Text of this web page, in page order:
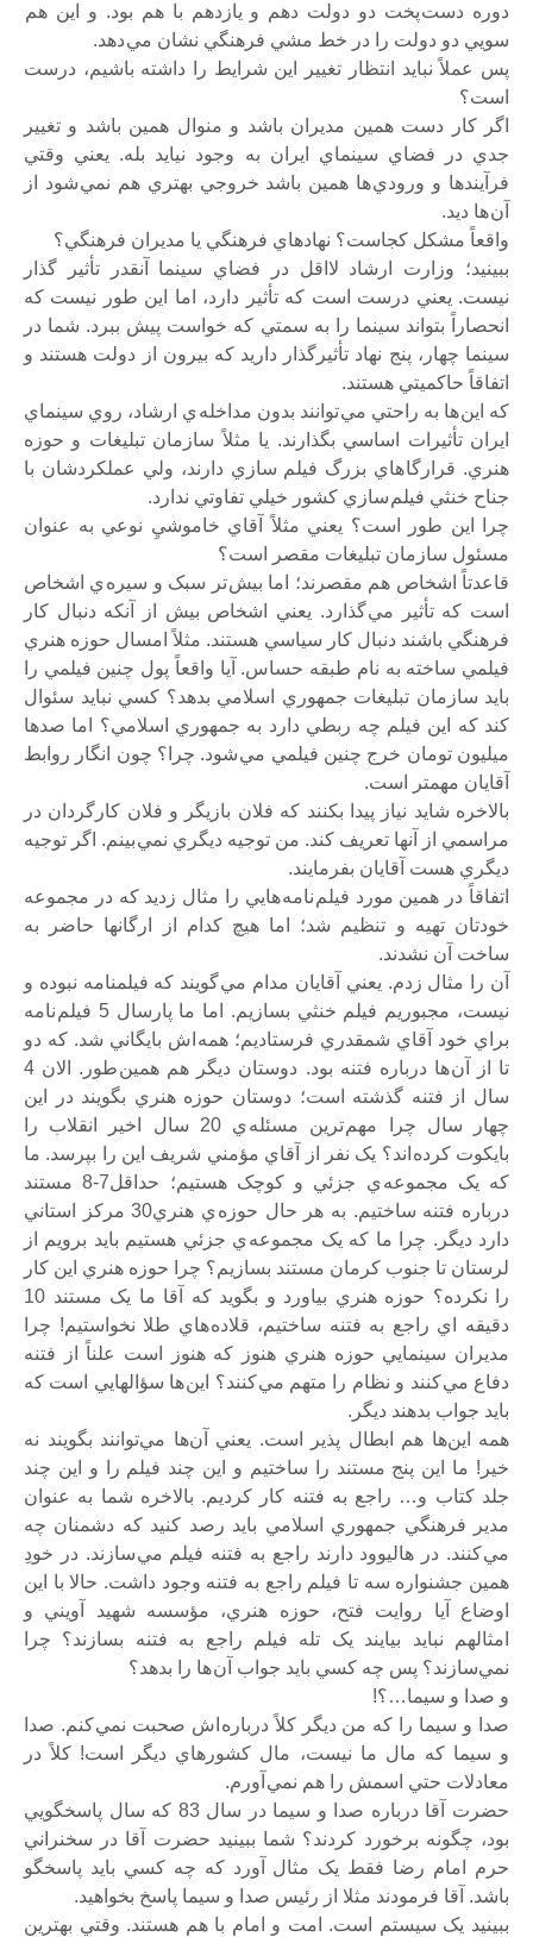
دوره دست پخت دو دولت دهم و يازدهم با هم بود. و اين هم
سويي دو دولت را در خط مشي فرهنگي نشان مي دهد.
پس عملاً نبايد انتظار تغيير اين شرايط را داشته باشيم، درست
است؟
اگر کار دست همين مديران باشد و منوال همين باشد و تغيير
جدي در فضاي سينماي ايران به وجود نيايد بله. يعني وقتي
فرآيندها و ورودي ها همين باشد خروجي بهتري هم نمي شود از
آن ها ديد.
واقعاً مشکل کجاست؟ نهادهاي فرهنگي يا مديران فرهنگي؟
ببينيد؛ وزارت ارشاد لااقل در فضاي سينما آنقدر تأثير گذار
نيست. يعني درست است که تأثير دارد، اما اين طور نيست که
انحصاراً بتواند سينما را به سمتي که خواست پيش ببرد. شما در
سينما چهار، پنج نهاد تأثيرگذار داريد که بيرون از دولت هستند و
اتفاقاً حاکميتي هستند.
که اين ها به راحتي مي توانند بدون مداخله ي ارشاد، روي سينماي
ايران تأثيرات اساسي بگذارند. يا مثلاً سازمان تبليغات و حوزه
هنري. قرارگا هاي بزرگ فيلم سازي دارند، ولي عملکردشان با
جناح خنثي فيلم سازي کشور خيلي تفاوتي ندارد.
چرا اين طور است؟ يعني مثلاً آقاي خاموشيِ نوعي به عنوان
مسئول سازمان تبليغات مقصر است؟
قاعدتاً اشخاص هم مقصرند؛ اما بيش تر سبک و سيره ي اشخاص
است که تأثير مي گذارد. يعني اشخاص بيش از آنکه دنبال کار
فرهنگي باشند دنبال کار سياسي هستند. مثلاً امسال حوزه هنري
فيلمي ساخته به نام طبقه حساس. آيا واقعاً پول چنين فيلمي را
بايد سازمان تبليغات جمهوري اسلامي بدهد؟ کسي نبايد سئوال
کند که اين فيلم چه ربطي دارد به جمهوري اسلامي؟ اما صدها
ميليون تومان خرج چنين فيلمي مي شود. چرا؟ چون انگار روابط
آقايان مهمتر است.
بالاخره شايد نياز پيدا بکنند که فلان بازيگر و فلان کارگردان در
مراسمي از آنها تعريف کند. من توجيه ديگري نمي بينم. اگر توجيه
ديگري هست آقايان بفرمايند.
اتفاقاً در همين مورد فيلم نامه هايي را مثال زديد که در مجموعه
خودتان تهيه و تنظيم شد؛ اما هيچ کدام از ارگانها حاضر به
ساخت آن نشدند.
آن را مثال زدم. يعني آقايان مدام مي گويند که فيلمنامه نبوده و
نيست، مجبوريم فيلم خنثي بسازيم. اما ما پارسال 5 فيلم نامه
براي خود آقاي شمقدري فرستاديم؛ همه اش بايگاني شد. که دو
تا از آن ها درباره فتنه بود. دوستان ديگر هم همين طور. الان 4
سال از فتنه گذشته است؛ دوستان حوزه هنري بگويند در اين
چهار سال چرا مهم ترين مسئله ي 20 سال اخير انقلاب را
بايکوت کرده اند؟ يک نفر از آقاي مؤمني شريف اين را بپرسد. ما
که يک مجموعه ي جزئي و کوچک هستيم؛ حداقل7-8 مستند
درباره فتنه ساختيم. به هر حال حوزه ي هنري30 مرکز استاني
دارد ديگر. چرا ما که يک مجموعه ي جزئي هستيم بايد برويم از
لرستان تا جنوب کرمان مستند بسازيم؟ چرا حوزه هنري اين کار
را نکرده؟ حوزه هنري بياورد و بگويد که آقا ما يک مستند 10
دقيقه اي راجع به فتنه ساختيم، قلاده هاي طلا نخواستيم! چرا
مديران سينمايي حوزه هنري هنوز که هنوز است علناً از فتنه
دفاع مي کنند و نظام را متهم مي کنند؟ اين ها سؤالهايي است که
بايد جواب بدهند ديگر.
همه اين‌ها هم ابطال پذير است. يعني آن‌ها مي‌توانند بگويند نه
خير! ما اين پنج مستند را ساختيم و اين چند فيلم را و اين چند
جلد کتاب و… راجع به فتنه کار کرديم. بالاخره شما به عنوان
مدير فرهنگي جمهوري اسلامي بايد رصد کنيد که دشمنان چه
مي‌ کنند. در هاليوود دارند راجع به فتنه فيلم مي‌ سازند. در خودِ
همين جشنواره سه تا فيلم راجع به فتنه وجود داشت. حالا با اين
اوضاع آيا روايت فتح، حوزه هنري، مؤسسه شهيد آويني و
امثالهم نبايد بيايند يک تله فيلم راجع به فتنه بسازند؟ چرا
نمي‌سازند؟ پس چه کسي بايد جواب آن ‌ها را بدهد؟
و صدا و سيما…؟!
صدا و سيما را که من ديگر کلاً درباره اش صحبت نمي‌ کنم. صدا
و سيما که مال ما نيست، مال کشورهاي ديگر است! کلاً در
معادلات حتي اسمش را هم نمي‌ آورم.
حضرت آقا درباره صدا و سيما در سال 83 که سال پاسخگويي
بود، چگونه برخورد کردند؟ شما ببينيد حضرت آقا در سخنراني
حرم امام رضا فقط يک مثال آورد که چه کسي بايد پاسخگو
باشد. آقا فرمودند مثلا از رئيس صدا و سيما پاسخ بخواهيد.
ببينيد يک سيستم است. امت و امام با هم هستند. وقتي بهترين